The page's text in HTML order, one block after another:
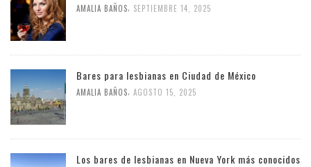
AMALIA BAÑOS, SEPTIEMBRE 14, 2025
Bares para lesbianas en Ciudad de México
AMALIA BAÑOS, AGOSTO 15, 2025
Los bares de lesbianas en Nueva York más conocidos